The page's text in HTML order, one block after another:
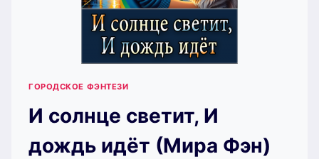
ГОРОДСКОЕ ФЭНТЕЗИ
И солнце светит, И
дождь идёт (Мира Фэн)